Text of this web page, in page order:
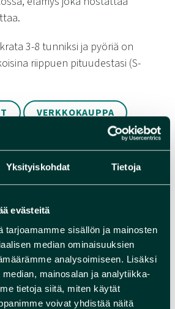
Yksityiskohdat Tietoja
evästeitä
tarjoamamme sisällön ja mainosten
median ominaisuuksien
analysoimiseen. Lisäksi
mainosalan ja analytiikka-
tietoja siitä, miten käytät
voivat yhdistää näitä
3-8 tunniksi ja pyöriä on
riippuen pituudestasi (S-
VERKKOKAUPPA